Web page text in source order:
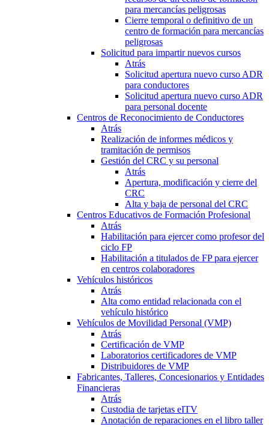
para mercancías peligrosas
Cierre temporal o definitivo de un
centro de formación para mercancías
peligrosas
Solicitud para impartir nuevos cursos
Atrás
Solicitud apertura nuevo curso ADR
para conductores
Solicitud apertura nuevo curso ADR
para personal docente
Centros de Reconocimiento de Conductores
Atrás
Realización de informes médicos y
tramitación de permisos
Gestión del CRC y su personal
Atrás
Apertura, modificación y cierre del
CRC
Alta y baja de personal del CRC
Centros Educativos de Formación Profesional
Atrás
Habilitación para ejercer como profesor del
ciclo FP
Habilitación a titulados de FP para ejercer
en centros colaboradores
Vehículos históricos
Atrás
Alta como entidad relacionada con el
vehículo histórico
Vehículos de Movilidad Personal (VMP)
Atrás
Certificación de VMP
Laboratorios certificadores de VMP
Distribuidores de VMP
Fabricantes, Talleres, Concesionarios y Entidades
Financieras
Atrás
Custodia de tarjetas eITV
Anotación de reparaciones en el libro taller